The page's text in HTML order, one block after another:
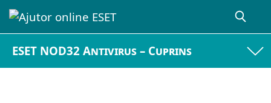
ESET NOD32 Antivirus – Cuprins